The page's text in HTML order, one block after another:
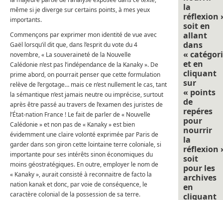
même si je diverge sur certains points, à mes yeux
importants.
Commençons par exprimer mon identité de vue avec
Gaël lorsqu’il dit que, dans l’esprit du vote du 4
novembre, « La souveraineté de la Nouvelle
Calédonie n’est pas l’indépendance de la Kanaky ». De
prime abord, on pourrait penser que cette formulation
relève de l’ergotage… mais ce n’est nullement le cas, tant
la sémantique n’est jamais neutre ou imprécise, surtout
après être passé au travers de l’examen des juristes de
l’État-nation France ! Le fait de parler de « Nouvelle
Calédonie » et non pas de « Kanaky » est bien
évidemment une claire volonté exprimée par Paris de
garder dans son giron cette lointaine terre coloniale, si
importante pour ses intérêts sinon économiques du
moins géostratégiques. En outre, employer le nom de
« Kanaky », aurait consisté à reconnaitre de facto la
nation kanak et donc, par voie de conséquence, le
caractère colonial de la possession de sa terre.
la
réflexion
soit en
allant
dans
«
et en
cliquant
sur
« points
de
repéres
pour
nourrir
la
réflexion
soit
pour les
archives
en
cliquant